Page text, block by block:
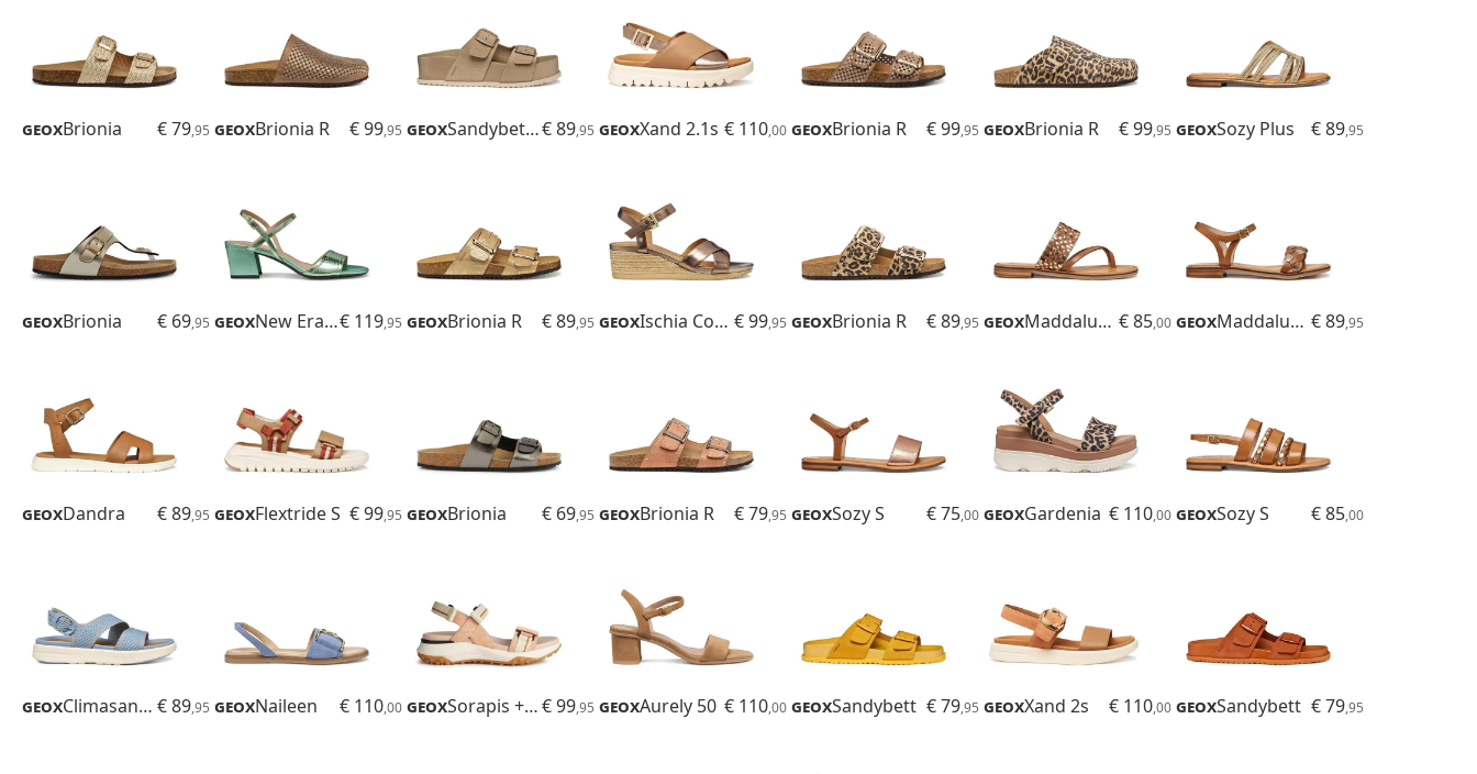
GeoxBrionia € 79,95 GeoxBrionia R € 99,95 Geox Sandybett High€ 89,95 GeoxXand 2.1s € 110,00 GeoxBrionia R € 99,95 GeoxBrionia R € 99,95 GeoxSozy Plus € 89,95
GeoxBrionia € 69,95 Geox New Eraklia 50€ 119,95 GeoxBrionia R € 89,95 Geox Ischia Corda € 99,95 GeoxBrionia R € 89,95 Geox Maddalusiac € 85,00 Geox Maddalusiac € 89,95
GeoxDandra € 89,95 GeoxFlextride S € 99,95 GeoxBrionia € 69,95 GeoxBrionia R € 79,95 GeoxSozy S € 75,00 GeoxGardenia € 110,00 GeoxSozy S € 85,00
Geox Climasandal Sprt € 89,95 GeoxNaileen € 110,00 Geox Sorapis + Grip€ 99,95 GeoxAurely 50 € 110,00 GeoxSandybett € 79,95 GeoxXand 2s € 110,00 GeoxSandybett € 79,95